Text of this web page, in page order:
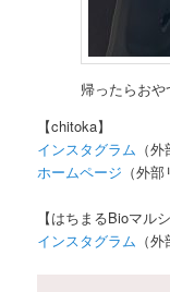
帰ったらお
【chitoka】
インスタグラム （
ホームページ （外部
【はちまるBioマルシ
インスタグラム （